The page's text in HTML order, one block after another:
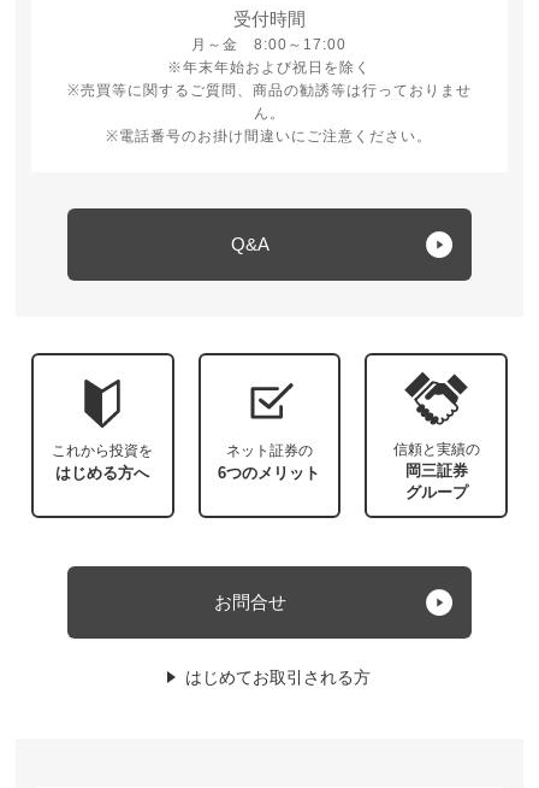
受付時間
月～金 8:00～17:00
月曜日から金曜日 8時から17時
※年末年始および祝日を除く
※売買等に関するご質問、商品の勧誘等は行っておりませ
ん。
※電話番号のお掛け間違いにご注意ください。
Q&A
これから投資を
はじめる方へ
ネット証券の
6つのメリット
信頼と実績の
岡三証券
グループ
お問合せ
はじめてお取引される方